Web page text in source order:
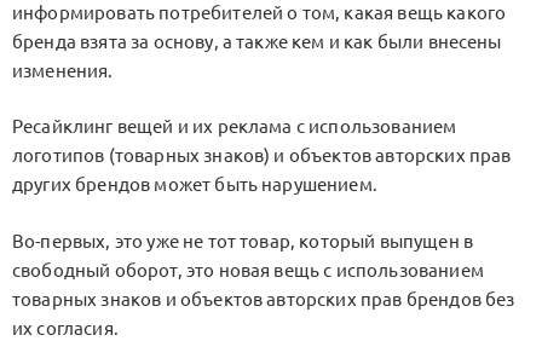
информировать потребителей о том, какая вещь какого
бренда взята за основу, а также кем и как были внесены
изменения.
Ресайклинг вещей и их реклама с использованием
логотипов (товарных знаков) и объектов авторских прав
других брендов может быть нарушением.
Во-первых, это уже не тот товар, который выпущен в
свободный оборот, это новая вещь с использованием
товарных знаков и объектов авторских прав брендов без
их согласия.